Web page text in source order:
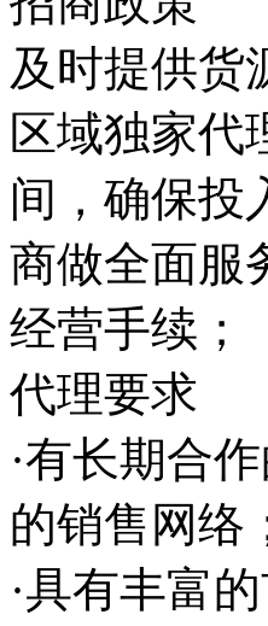
及时提供货
区域独家代
间，确保投
商做全面服
经营手续；
代理要求
·有长期合
的销售网络
·具有丰富